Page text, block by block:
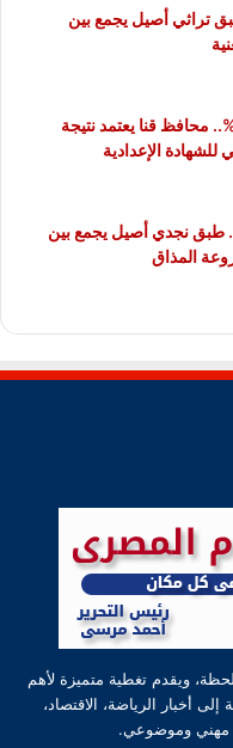
تراثي أصيل يجمع بين
نجاح 84.04%.. محافظ قنا يعتمد نتيجة
للشهادة الإعدادية
طبق نجدي أصيل يجمع بين
المذاق
ويقدم تغطية متميزة لأهم
إلى أخبار الرياضة، الاقتصاد،
مهني وموضوعي.